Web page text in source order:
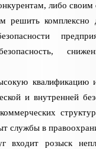
либо своим
решить комплексно
и внутренней
службы в
розыск